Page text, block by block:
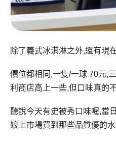
除了義式冰淇淋之外,還有現
價位都相同,一隻/一球 70元,
利商店高上一些,但口味真的
聽說今天有史被秀口味喔,當
娘上市場買到那些品質優的